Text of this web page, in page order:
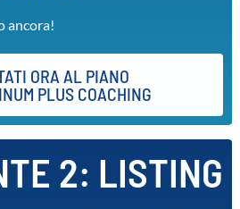
ancora!
ORA AL PIANO
PLUS COACHING
2: LISTING